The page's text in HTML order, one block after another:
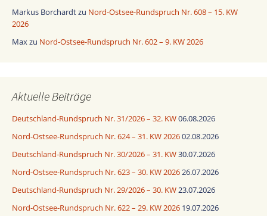
Markus Borchardtzu Nord-Ostsee-Rundspruch Nr. 608 – 15. KW
2026
Maxzu Nord-Ostsee-Rundspruch Nr. 602 – 9. KW 2026
Aktuelle Beiträge
Deutschland-Rundspruch Nr. 31/2026 – 32. KW06.08.2026
Nord-Ostsee-Rundspruch Nr. 624 – 31. KW 202602.08.2026
Deutschland-Rundspruch Nr. 30/2026 – 31. KW30.07.2026
Nord-Ostsee-Rundspruch Nr. 623 – 30. KW 202626.07.2026
Deutschland-Rundspruch Nr. 29/2026 – 30. KW23.07.2026
Nord-Ostsee-Rundspruch Nr. 622 – 29. KW 2026 19.07.2026